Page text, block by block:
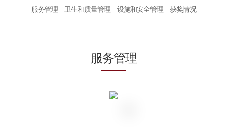
服务管理 卫生和质量管理 设施和安全管理 获奖情况
服务管理